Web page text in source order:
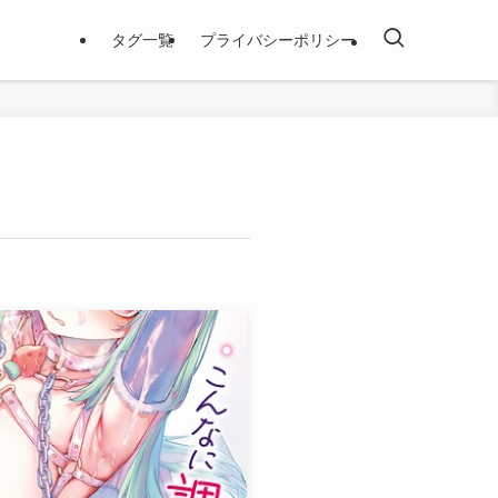
タグ一覧 プライバシーポリシー